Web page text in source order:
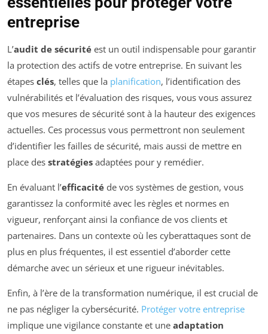
entreprise
L’audit de sécurité est un outil indispensable pour garantir
la protection des actifs de votre entreprise. En suivant les
étapes clés, telles que la planification, l’identification des
vulnérabilités et l’évaluation des risques, vous vous assurez
que vos mesures de sécurité sont à la hauteur des exigences
actuelles. Ces processus vous permettront non seulement
d’identifier les failles de sécurité, mais aussi de mettre en
place des stratégies adaptées pour y remédier.
En évaluant l’efficacité de vos systèmes de gestion, vous
garantissez la conformité avec les règles et normes en
vigueur, renforçant ainsi la confiance de vos clients et
partenaires. Dans un contexte où les cyberattaques sont de
plus en plus fréquentes, il est essentiel d’aborder cette
démarche avec un sérieux et une rigueur inévitables.
Enfin, à l’ère de la transformation numérique, il est crucial de
ne pas négliger la cybersécurité. Protéger votre entreprise
implique une vigilance constante et une adaptation